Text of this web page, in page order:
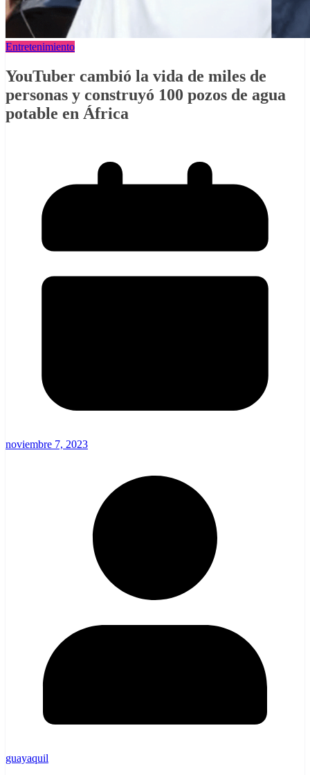
Entretenimiento
YouTuber cambió la vida de miles de
personas y construyó 100 pozos de agua
potable en África
noviembre 7, 2023
guayaquil